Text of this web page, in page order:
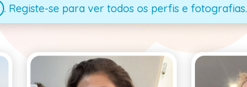
. Registe-se para ver todos os perfis e fotografias.